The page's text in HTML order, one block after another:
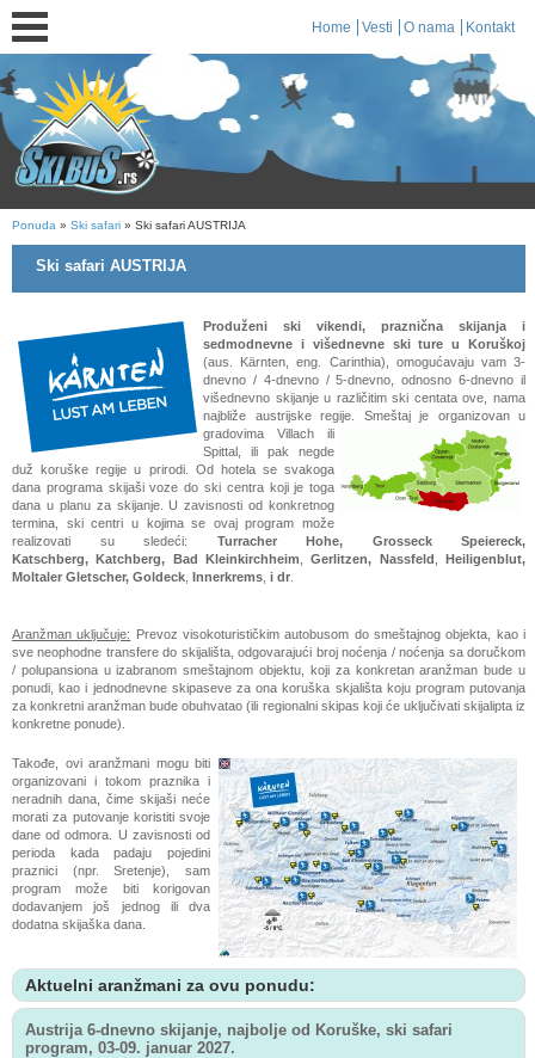
Home Vesti O nama Kontakt
Ponuda » Ski safari » Ski safari AUSTRIJA
Ski safari AUSTRIJA
Produženi ski vikendi, praznična skijanja i
sedmodnevne i višednevne ski ture u Koruškoj
(aus. Kärnten, eng. Carinthia), omogućavaju vam 3-
dnevno / 4-dnevno / 5-dnevno, odnosno 6-dnevno il
višednevno skijanje u različitim ski centata ove, nama
najbliže austrijske regije. Smeštaj je organizovanu
gradovima Villach ili
Spittal, ili pak negde
duž koruške regije u prirodi. Od hotela se svakoga
dana programa skijaši voze do ski centra koji je toga
dana u planu za skijanje. U zavisnosti od konkretnog
termina, ski centri u kojima se ovaj program može
realizovati su sledeći: Turracher Hohe, Grosseck Speiereck,
Katschberg,Katchberg, BadKleinkirchheim ,Gerlitzen, Nassfeld ,Heiligenblut,
Moltaler Gletscher, Goldeck Innerkrems i dr
Aranžman uključuje: Prevoz visokoturističkim autobusom do smeštajnog objekta, kao i
sve neophodne transfere do skijališta, odgovarajući broj noćenja / noćenja sa doručkom
/ polupansiona u izabranom smeštajnom objektu, koji za konkretan aranžman bude u
ponudi, kao i jednodnevne skipaseve za ona koruška skjališta koju program putovanja
za konkretni aranžman bude obuhvatao (ili regionalni skipas koji će uključivati skijalipta iz
konkretne ponude).
Takođe, ovi aranžmani mogu biti
organizovani i tokom praznika i
neradnih dana, čime skijaši neće
morati za putovanje koristiti svoje
dane od odmora. U zavisnosti od
perioda kada padaju pojedini
praznici (npr. Sretenje), sam
program može biti korigovan
dodavanjem još jednog ili dva
dodatna skijaška dana.
Aktuelni aranžmani za ovu ponudu:
Austrija 6-dnevno skijanje, najbolje od Koruške, ski safari
program, 03-09. januar 2027.